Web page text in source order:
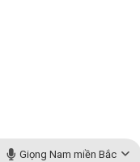
Giọng Nam miền Bắc